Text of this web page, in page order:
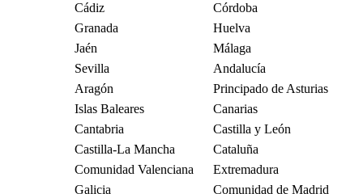
Cádiz
Córdoba
Granada
Huelva
Jaén
Málaga
Sevilla
Andalucía
Aragón
Principado de Asturias
Islas Baleares
Canarias
Cantabria
Castilla y León
Castilla-La Mancha
Cataluña
Comunidad Valenciana
Extremadura
Galicia
Comunidad de Madrid